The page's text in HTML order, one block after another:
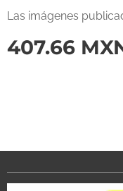
Las imágenes
407.66